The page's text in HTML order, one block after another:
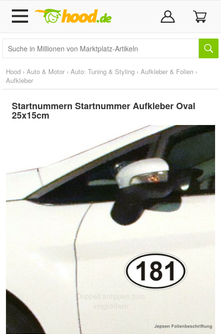
Hood › Auto & Motor › Auto: Tuning & Styling › Aufkleber & Folien ›
Aufkleber
Startnummern Startnummer Aufkleber Oval
25x15cm
Doppelt antippen zum
vergrößern